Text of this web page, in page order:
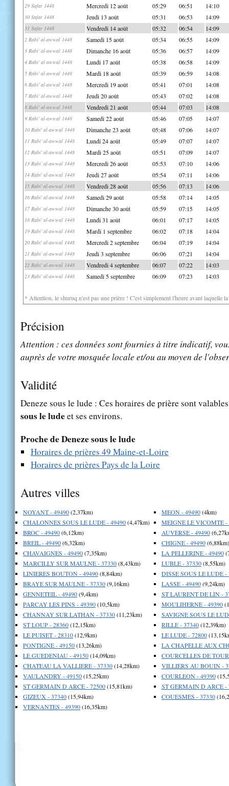
29 Safar 1448 Mercredi 12 août 05:29 06:51 14:10
30 Safar 1448 Jeudi 13 août 05:31 06:53 14:09
31 Safar 1448 Vendredi 14 août 05:32 06:54 14:09
2 Rabi' al-awwal 1448 Samedi 15 août 05:34 06:55 14:09
3 Rabi' al-awwal 1448 Dimanche 16 août 05:36 06:57 14:09
4 Rabi' al-awwal 1448 Lundi 17 août 05:38 06:58 14:09
5 Rabi' al-awwal 1448 Mardi 18 août 05:39 06:59 14:08
6 Rabi' al-awwal 1448 Mercredi 19 août 05:41 07:01 14:08
7 Rabi' al-awwal 1448 Jeudi 20 août 05:43 07:02 14:08
8 Rabi' al-awwal 1448 Vendredi 21 août 05:44 07:03 14:08
9 Rabi' al-awwal 1448 Samedi 22 août 05:46 07:05 14:07
10 Rabi' al-awwal 1448 Dimanche 23 août 05:48 07:06 14:07
11 Rabi' al-awwal 1448 Lundi 24 août 05:49 07:07 14:07
12 Rabi' al-awwal 1448 Mardi 25 août 05:51 07:09 14:07
13 Rabi' al-awwal 1448 Mercredi 26 août 05:53 07:10 14:06
14 Rabi' al-awwal 1448 Jeudi 27 août 05:54 07:11 14:06
15 Rabi' al-awwal 1448 Vendredi 28 août 05:56 07:13 14:06
16 Rabi' al-awwal 1448 Samedi 29 août 05:58 07:14 14:05
17 Rabi' al-awwal 1448 Dimanche 30 août 05:59 07:15 14:05
18 Rabi' al-awwal 1448 Lundi 31 août 06:01 07:17 14:05
19 Rabi' al-awwal 1448 Mardi 1 septembre 06:02 07:18 14:04
20 Rabi' al-awwal 1448 Mercredi 2 septembre 06:04 07:19 14:04
21 Rabi' al-awwal 1448 Jeudi 3 septembre 06:06 07:21 14:04
22 Rabi' al-awwal 1448 Vendredi 4 septembre 06:07 07:22 14:03
23 Rabi' al-awwal 1448 Samedi 5 septembre 06:09 07:23 14:03
* Attention, le shuruq n'est pas une prière ! C'est simplement l'heure avant laquelle
Précision
Attention : ces données sont fournies à titre indicatif,
auprès de votre mosquée locale et/ou au moyen de
Validité
Deneze sous le lude : Ces horaires de prière sont
sous le ludeet ses environs.
Proche de Deneze sous le lude
Horaires de prières 49 Maine-et-Loire
Horaires de prières Pays de la Loire
Autres villes
NOYANT - 49490(2,37km)
CHALONNES SOUS LE LUDE - 49490(4,47km)
BROC - 49490(6,12km)
BREIL - 49490(6,32km)
CHAVAIGNES - 49490(7,35km)
MARCILLY SUR MAULNE - 37330(8,43km)
LINIERES BOUTON - 49490(8,84km)
BRAYE SUR MAULNE - 37330(9,16km)
GENNETEIL - 49490(9,4km)
PARCAY LES PINS - 49390(10,5km)
CHANNAY SUR LATHAN - 37330(11,23km)
ST LOUP - 28360(12,15km)
LE PUISET - 28310(12,9km)
PONTIGNE - 49150(13,26km)
LE GUEDENIAU - 49150(14,09km)
CHATEAU LA VALLIERE - 37330(14,28km)
VAULANDRY - 49150(15,25km)
ST GERMAIN D ARCE - 72500(15,81km)
GIZEUX - 37340(15,94km)
VERNANTES - 49390(16,35km)
MEON - 49490(4km)
MEIGNE LE VICOMTE -
AUVERSE - 49490
CHIGNE - 49490(6,88km)
LA PELLERINE - 49490
LUBLE - 37330(8,55km)
DISSE SOUS LE LUDE -
LASSE - 49490(9,24km)
ST LAURENT DE LIN -
MOULIHERNE - 49390
SAVIGNE SOUS LE
RILLE - 37340(12,39km)
LE LUDE - 72800
LA CHAPELLE AUX
COURCELLES DE
VILLIERS AU BOUIN -
COURLEON - 49390
ST GERMAIN D ARCE -
COUESMES - 37330